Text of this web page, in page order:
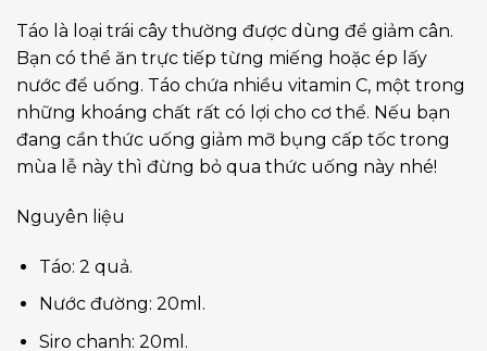
Táo là loại trái cây thường được dùng để giảm cân.
Bạn có thể ăn trực tiếp từng miếng hoặc ép lấy
nước để uống. Táo chứa nhiều vitamin C, một trong
những khoáng chất rất có lợi cho cơ thể. Nếu bạn
đang cần thức uống giảm mỡ bụng cấp tốc trong
mùa lễ này thì đừng bỏ qua thức uống này nhé!
Nguyên liệu
Táo: 2 quả.
Nước đường: 20ml.
Siro chanh: 20ml.